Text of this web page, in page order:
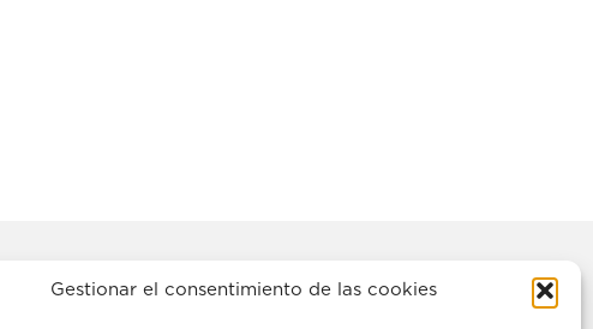
Gestionar el consentimiento de las cookies